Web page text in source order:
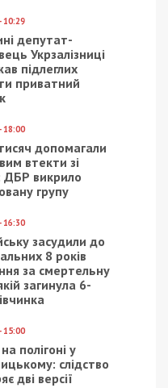
10:29
депутат-
Укрзалізниці
підлеглих
приватний
18:00
допомагали
втекти зі
ДБР викрило
групу
16:30
засудили до
8 років
за смертельну
загинула 6-
15:00
полігоні у
слідство
дві версії